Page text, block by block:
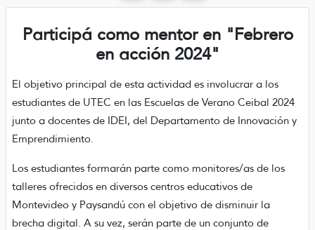
Participá como mentor en "Febrero
en acción 2024"
El objetivo principal de esta actividad es involucrar a los
estudiantes de UTEC en las Escuelas de Verano Ceibal 2024
junto a docentes de IDEI, del Departamento de Innovación y
Emprendimiento.
Los estudiantes formarán parte como monitores/as de los
talleres ofrecidos en diversos centros educativos de
Montevideo y Paysandú con el objetivo de disminuir la
brecha digital. A su vez, serán parte de un conjunto de